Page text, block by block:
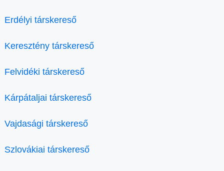
Erdélyi társkereső
Keresztény társkereső
Felvidéki társkereső
Kárpátaljai társkereső
Vajdasági társkereső
Szlovákiai társkereső